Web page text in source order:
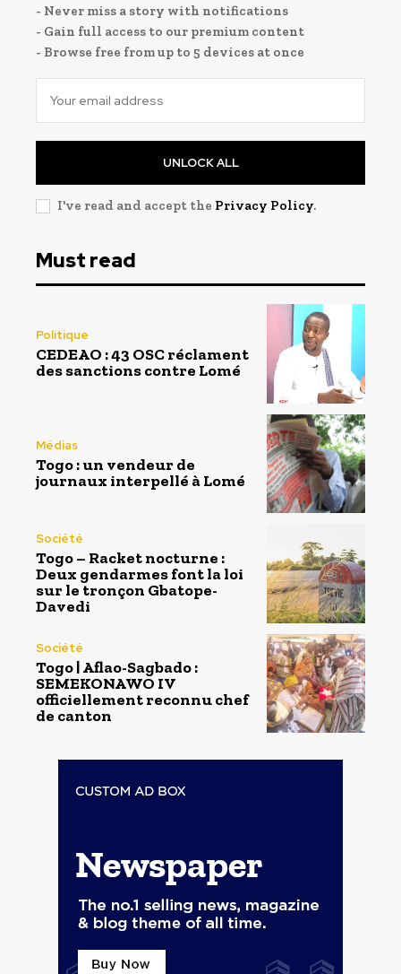
- Never miss a story with notifications
- Gain full access to our premium content
- Browse free from up to 5 devices at once
UNLOCK ALL
I've read and accept the Privacy Policy.
Must read
Politique
CEDEAO : 43 OSC réclament
des sanctions contre Lomé
Médias
Togo : un vendeur de
journaux interpellé à Lomé
Société
Togo – Racket nocturne :
Deux gendarmes font la loi
sur le tronçon Gbatope-
Davedi
Société
Togo | Aflao-Sagbado :
SEMEKONAWO IV
officiellement reconnu chef
de canton